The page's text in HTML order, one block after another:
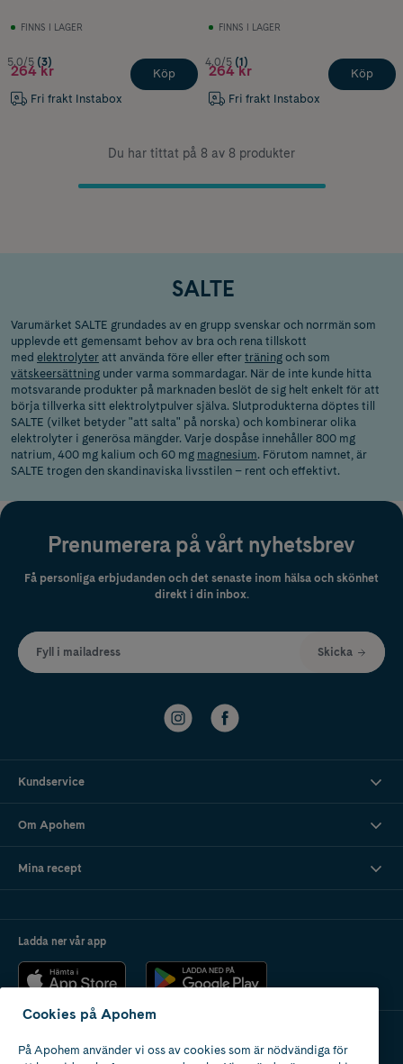
FINNS I LAGER
5.0/5 (3)
264 kr
Fri frakt Instabox
Köp
FINNS I LAGER
4.0/5 (1)
264 kr
Fri frakt Instabox
Köp
Du har tittat på 8 av 8 produkter
SALTE
Varumärket SALTE grundades av en grupp svenskar och norrmän som
upplevde ett gemensamt behov av bra och rena tillskott
med elektrolyter att använda före eller efter träning och som
vätskeersättning under varma sommardagar. När de inte kunde hitta
motsvarande produkter på marknaden beslöt de sig helt enkelt för att
börja tillverka sitt elektrolytpulver själva. Slutprodukterna döptes till
SALTE (vilket betyder "att salta" på norska) och kombinerar olika
elektrolyter i generösa mängder. Varje dospåse innehåller 800 mg
natrium, 400 mg kalium och 60 mg magnesium. Förutom namnet, är
SALTE trogen den skandinaviska livsstilen – rent och effektivt.
Prenumerera på vårt nyhetsbrev
Få personliga erbjudanden och det senaste inom hälsa och skönhet
direkt i din inbox.
Fyll i mailadress Skicka
Kundservice
Om Apohem
Mina recept
Ladda ner vår app
Apotek med tillstånd
Cookies på Apohem
På Apohem använder vi oss av cookies som är nödvändiga för